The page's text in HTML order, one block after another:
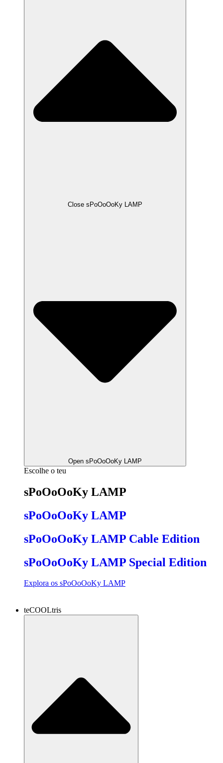
Close sPoOoOoKy LAMP
Open sPoOoOoKy LAMP
Escolhe o teu
sPoOoOoKy LAMP
sPoOoOoKy LAMP
sPoOoOoKy LAMP Cable Edition
sPoOoOoKy LAMP Special Edition
Explora os sPoOoOoKy LAMP
teCOOLtris